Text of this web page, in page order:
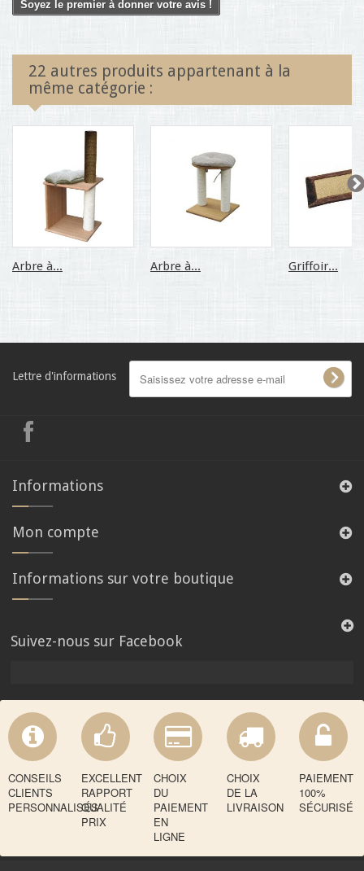
Soyez le premier à donner votre avis !
22 autres produits appartenant à la
même catégorie :
Arbre à... Arbre à... Griffoir...
Lettre d'informations
Informations
Mon compte
Informations sur votre boutique
Suivez-nous sur Facebook
CONSEILS
CLIENTS
PERSONNALISÉS
EXCELLENT
RAPPORT
QUALITÉ
PRIX
CHOIX
DU
PAIEMENT
EN
LIGNE
CHOIX
DE LA
LIVRAISON
PAIEMENT
100%
SÉCURISÉ